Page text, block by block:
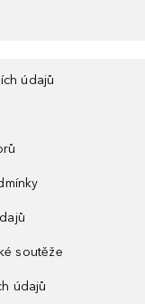
údajů
soutěže
údajů